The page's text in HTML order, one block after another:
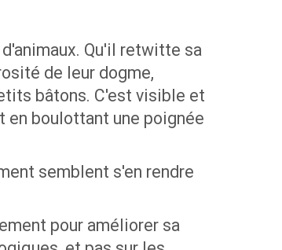
Qu'il retwitte sa
de leur dogme,
bâtons. C'est visible et
en boulottant une poignée
semblent s'en rendre
pour améliorer sa